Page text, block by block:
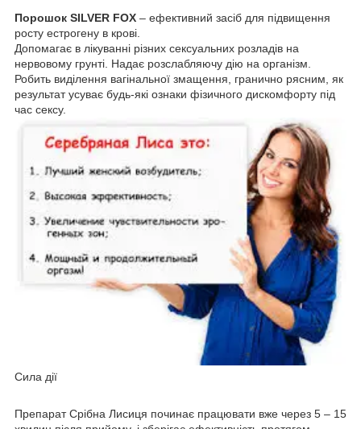
Порошок SILVER FOX – ефективний засіб для підвищення
росту естрогену в крові.
Допомагає в лікуванні різних сексуальних розладів на
нервовому грунті. Надає розслабляючу дію на організм.
Робить виділення вагінальної змащення, гранично рясним, як
результат усуває будь-які ознаки фізичного дискомфорту під
час сексу.
Сила дії
Препарат Срібна Лисиця починає працювати вже через 5 – 15